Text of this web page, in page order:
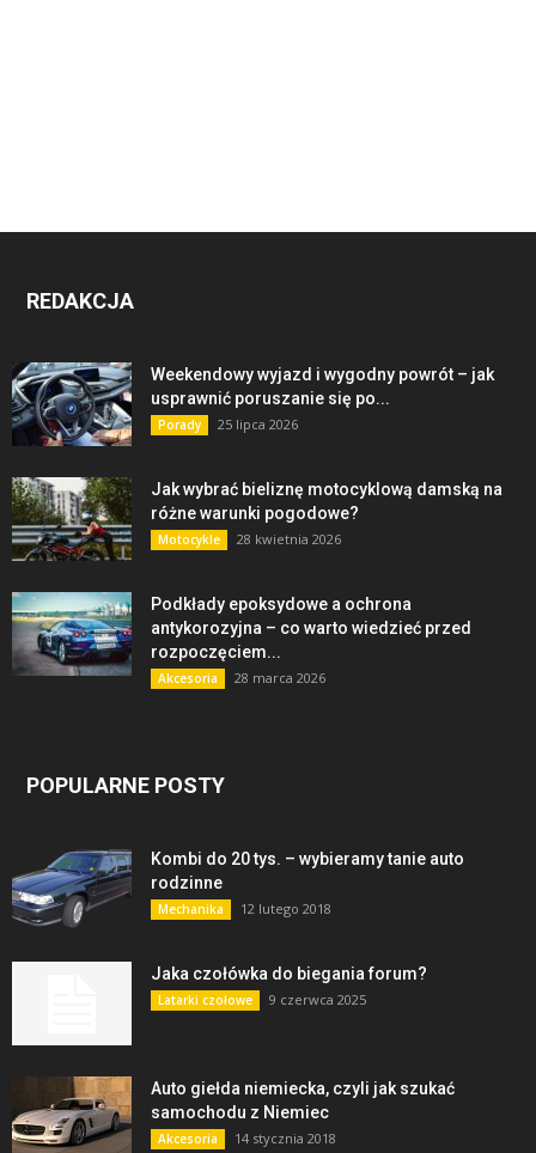
REDAKCJA
Weekendowy wyjazd i wygodny powrót – jak
usprawnić poruszanie się po...
Porady 25 lipca 2026
Jak wybrać bieliznę motocyklową damską na
różne warunki pogodowe?
Motocykle 28 kwietnia 2026
Podkłady epoksydowe a ochrona
antykorozyjna – co warto wiedzieć przed
rozpoczęciem...
Akcesoria 28 marca 2026
POPULARNE POSTY
Kombi do 20 tys. – wybieramy tanie auto
rodzinne
Mechanika 12 lutego 2018
Jaka czołówka do biegania forum?
Latarki czołowe 9 czerwca 2025
Auto giełda niemiecka, czyli jak szukać
samochodu z Niemiec
Akcesoria 14 stycznia 2018